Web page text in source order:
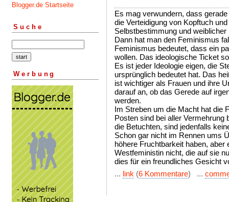
Blogger.de Startseite
Suche
Werbung
Es mag verwundern, dass
die Verteidigung von Kopftuch
Selbstbestimmung und
Dann hat man den Feminismus
Feminismus bedeutet, dass ein
wollen. Das ideologische Ticket
Es ist jeder Ideologie eigen, die
ursprünglich bedeutet hat. Das
ist wichtiger als Frauen und ihre
darauf an, ob das Gerede auf
werden.
Im Streben um die Macht hat die
Posten sind bei aller Vermehrung
die Betuchten, sind jedenfalls
Schon gar nicht im Rennen ums
höhere Fruchtbarkeit haben,
Westfeministin nicht, die auf sie
dies für ein freundliches Gesicht
... link (6 Kommentare) ...